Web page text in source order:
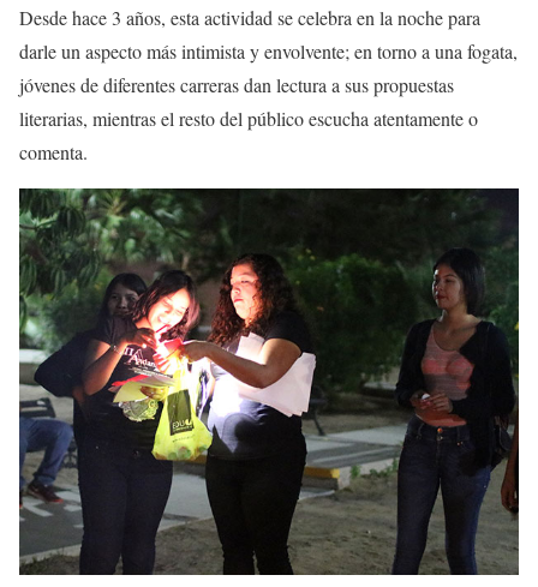
Desde hace 3 años, esta actividad se celebra en la noche para
darle un aspecto más intimista y envolvente; en torno a una fogata,
jóvenes de diferentes carreras dan lectura a sus propuestas
literarias, mientras el resto del público escucha atentamente o
comenta.